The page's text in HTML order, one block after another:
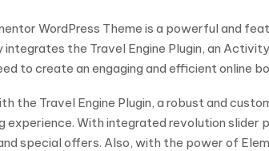
WordPress Theme is a powerful and
the Travel Engine Plugin, an
to create an engaging and efficient online
the Travel Engine Plugin, a robust and
experience. With integrated revolution
special offers. Also, with the power of